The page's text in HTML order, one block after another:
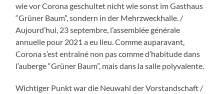
wie vor Corona geschultet nicht wie sonst im Gasthaus
“Grüner Baum”, sondern in der Mehrzweckhalle. /
Aujourd’hui, 23 septembre, l’assemblée générale
annuelle pour 2021 a eu lieu. Comme auparavant,
Corona s’est entraîné non pas comme d’habitude dans
l’auberge “Grüner Baum”, mais dans la salle polyvalente.
Wichtiger Punkt war die Neuwahl der Vorstandschaft /